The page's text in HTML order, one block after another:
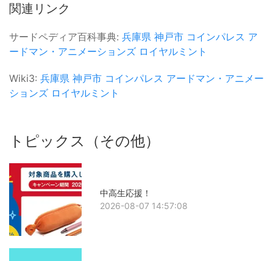
関連リンク
サードペディア百科事典: 兵庫県 神戸市 コインパレス ア
ードマン・アニメーションズ ロイヤルミント
Wiki3: 兵庫県 神戸市 コインパレス アードマン・アニメー
ションズ ロイヤルミント
トピックス（その他）
中高生応援！
2026-08-07 14:57:08